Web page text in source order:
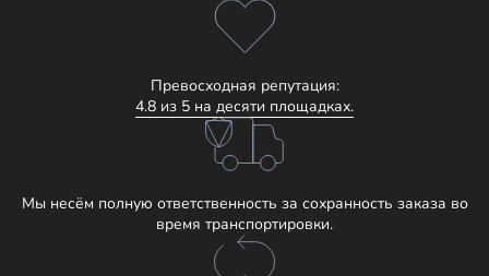
Превосходная репутация:
4.8 из 5 на десяти площадках.
Мы несём полную ответственность за сохранность заказа во
время транспортировки.